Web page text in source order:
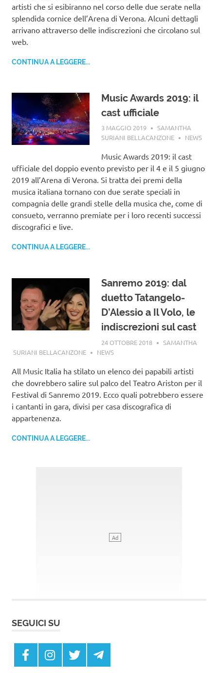
artisti che si esibiranno nel corso delle due serate nella
splendida cornice dell’Arena di Verona. Alcuni dettagli
arrivano attraverso delle indiscrezioni che circolano sul
web.
CONTINUA A LEGGERE...
Music Awards 2019: il
cast ufficiale
3 MAGGIO 2019
SAMANTHA
SURIANI BELLACANZONE
NEWS
Music Awards 2019: il cast
ufficiale del doppio evento previsto per il 4 e il 5 giugno
2019 all’Arena di Verona. Si tratta dei premi della
musica italiana tornano con due serate speciali in
compagnia delle grandi stelle della musica che, come di
consueto, verranno premiate per i loro recenti successi
discografici e live.
CONTINUA A LEGGERE...
Sanremo 2019: dal
duetto Tatangelo-
D’Alessio a Il Volo, le
indiscrezioni sul cast
24 OTTOBRE 2018
SAMANTHA
SURIANI BELLACANZONE
NEWS
All Music Italia ha stilato un elenco dei papabili artisti
che dovrebbero salire sul palco del Teatro Ariston per il
Festival di Sanremo 2019. Ecco quali potrebbero essere
i cantanti in gara, divisi per casa discografica di
appartenenza.
CONTINUA A LEGGERE...
SEGUICI SU